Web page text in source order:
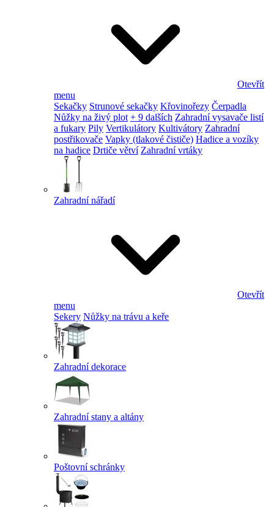
Otevřít
menu
Sekačky Strunové sekačky Křovinořezy Čerpadla
Nůžky na živý plot + 9 dalších Zahradní vysavače listí
a fukary Pily Vertikulátory Kultivátory Zahradní
postřikovače Vapky (tlakové čističe) Hadice a vozíky
na hadice Drtiče větví Zahradní vrtáky
Zahradní nářadí
Otevřít
menu
Sekery Nůžky na trávu a keře
Zahradní dekorace
Zahradní stany a altány
Poštovní schránky